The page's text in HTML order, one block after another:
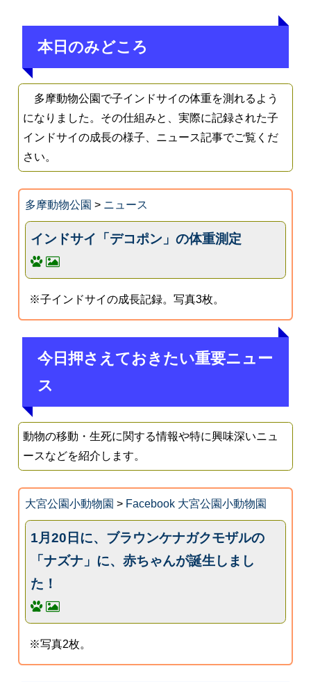
本日のみどころ
多摩動物公園で子インドサイの体重を測れるよう
になりました。その仕組みと、実際に記録された子
インドサイの成長の様子、ニュース記事でご覧くだ
さい。
多摩動物公園 > ニュース
インドサイ「デコポン」の体重測定
※子インドサイの成長記録。写真3枚。
今日押さえておきたい重要ニュー
ス
動物の移動・生死に関する情報や特に興味深いニュ
ースなどを紹介します。
大宮公園小動物園 > Facebook 大宮公園小動物園
1月20日に、ブラウンケナガクモザルの
「ナズナ」に、赤ちゃんが誕生しまし
た！
※写真2枚。